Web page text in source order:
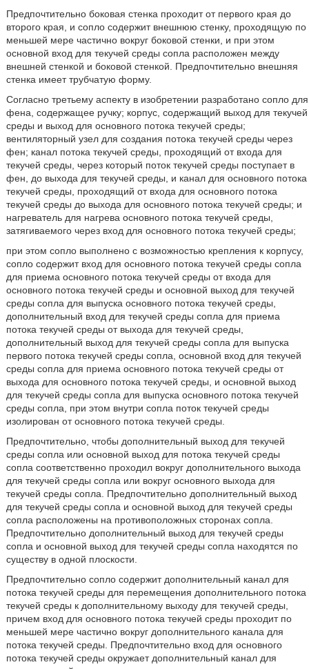
Предпочтительно боковая стенка проходит от первого края до
второго края, и сопло содержит внешнюю стенку, проходящую по
меньшей мере частично вокруг боковой стенки, и при этом
основной вход для текучей среды сопла расположен между
внешней стенкой и боковой стенкой. Предпочтительно внешняя
стенка имеет трубчатую форму.
Согласно третьему аспекту в изобретении разработано сопло для
фена, содержащее ручку; корпус, содержащий выход для текучей
среды и выход для основного потока текучей среды;
вентиляторный узел для создания потока текучей среды через
фен; канал потока текучей среды, проходящий от входа для
текучей среды, через который поток текучей среды поступает в
фен, до выхода для текучей среды, и канал для основного потока
текучей среды, проходящий от входа для основного потока
текучей среды до выхода для основного потока текучей среды; и
нагреватель для нагрева основного потока текучей среды,
затягиваемого через вход для основного потока текучей среды;
при этом сопло выполнено с возможностью крепления к корпусу,
сопло содержит вход для основного потока текучей среды сопла
для приема основного потока текучей среды от входа для
основного потока текучей среды и основной выход для текучей
среды сопла для выпуска основного потока текучей среды,
дополнительный вход для текучей среды сопла для приема
потока текучей среды от выхода для текучей среды,
дополнительный выход для текучей среды сопла для выпуска
первого потока текучей среды сопла, основной вход для текучей
среды сопла для приема основного потока текучей среды от
выхода для основного потока текучей среды, и основной выход
для текучей среды сопла для выпуска основного потока текучей
среды сопла, при этом внутри сопла поток текучей среды
изолирован от основного потока текучей среды.
Предпочтительно, чтобы дополнительный выход для текучей
среды сопла или основной выход для потока текучей среды
сопла соответственно проходил вокруг дополнительного выхода
для текучей среды сопла или вокруг основного выхода для
текучей среды сопла. Предпочтительно дополнительный выход
для текучей среды сопла и основной выход для текучей среды
сопла расположены на противоположных сторонах сопла.
Предпочтительно дополнительный выход для текучей среды
сопла и основной выход для текучей среды сопла находятся по
существу в одной плоскости.
Предпочтительно сопло содержит дополнительный канал для
потока текучей среды для перемещения дополнительного потока
текучей среды к дополнительному выходу для текучей среды,
причем вход для основного потока текучей среды проходит по
меньшей мере частично вокруг дополнительного канала для
потока текучей среды. Предпочтительно вход для основного
потока текучей среды окружает дополнительный канал для